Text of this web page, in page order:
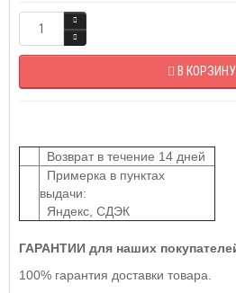
В КОРЗИНУ
Возврат в течение 14 дней
Примерка в пунктах
выдачи:
Яндекс, СДЭК
ГАРАНТИИ для наших
100% гарантия доставки товара.